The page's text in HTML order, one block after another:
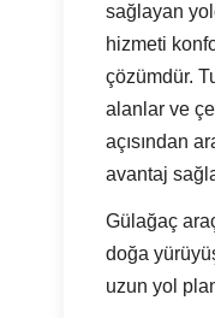
sağlayan
hizmeti
çözümdür.
alanlar ve
açısından
avantaj
Gülağaç
doğa
uzun yol